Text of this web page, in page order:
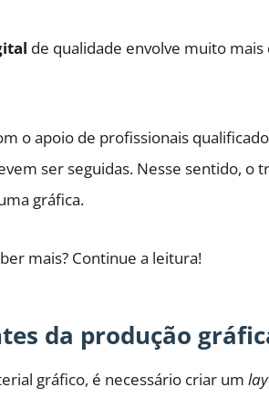
de qualidade envolve muito
o apoio de profissionais
ser seguidas. Nesse sentido, o
gráfica.
mais? Continue a leitura!
da produção
gráfico, é necessário criar um